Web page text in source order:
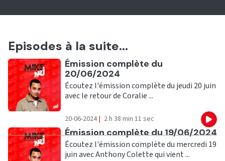
Episodes à la suite...
Ecouter
Émission complète du
20/06/2024
Écoutez l'émission complète du jeudi 20 juin
avec le retour de Coralie ...
20-06-2024 | 2 h 38 min 11 sec
Ecouter
Émission complète du 19/06/2024
Écoutez l'émission complète du mercredi 19
juin avec Anthony Colette qui vient ...